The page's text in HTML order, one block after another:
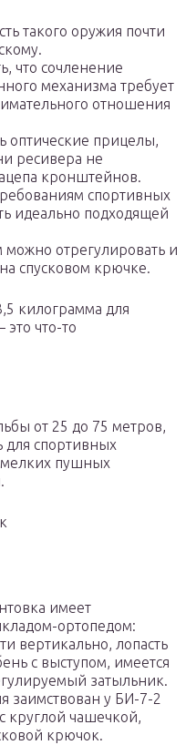
такого оружия почти
что сочленение
механизма требует
отношения
оптические прицелы,
ресивера не
кронштейнов.
спортивных
идеально подходящей
отрегулировать и
спусковом крючке.
килограмма для
что-то
от 25 до 75 метров,
для спортивных
мелких пушных
имеет
ортопедом:
вертикально, лопасть
с выступом, имеется
затыльник.
заимствован у БИ-7-2
круглой чашечкой,
крючок.